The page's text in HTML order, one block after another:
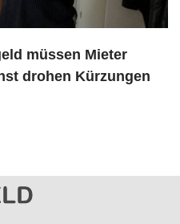
müssen Mieter
drohen Kürzungen